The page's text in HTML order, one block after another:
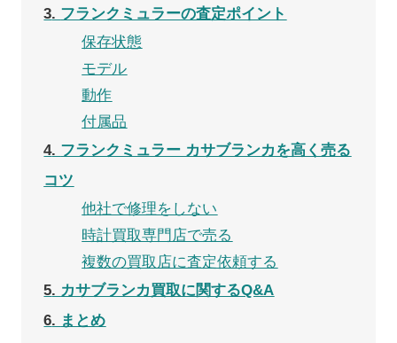
3 フランクミュラーの査定ポイント
保存状態
モデル
動作
付属品
4 フランクミュラー カサブランカを高く売る
コツ
他社で修理をしない
時計買取専門店で売る
複数の買取店に査定依頼する
5 カサブランカ買取に関するQ&A
6
まとめ